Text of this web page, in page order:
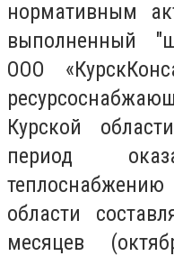
нормативным
выполненный
ООО
Курской
период
теплоснабжению
области
месяцев